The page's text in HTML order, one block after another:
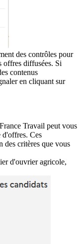
des contrôles pour
offres diffusées. Si
contenus
en cliquant sur
Travail peut vous
d'offres. Ces
des critères que vous
d'ouvrier agricole,